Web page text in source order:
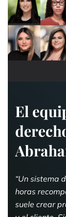
El
“Un sistema
horas
suele crear